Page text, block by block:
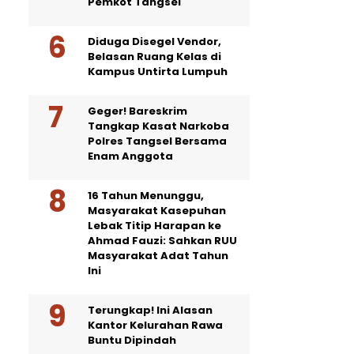
Diduga Disegel Vendor,
Belasan Ruang Kelas di
Kampus Untirta Lumpuh
Geger! Bareskrim
Tangkap Kasat Narkoba
Polres Tangsel Bersama
Enam Anggota
16 Tahun Menunggu,
Masyarakat Kasepuhan
Lebak Titip Harapan ke
Ahmad Fauzi: Sahkan RUU
Masyarakat Adat Tahun
Ini
Terungkap! Ini Alasan
Kantor Kelurahan Rawa
Buntu Dipindah